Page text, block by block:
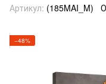
Артикул: (185MAI_M)
−48%